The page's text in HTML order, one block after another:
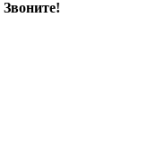
Звоните!